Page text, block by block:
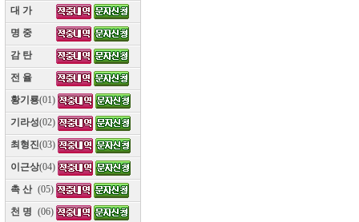
대 가
명 중
감 탄
전 율
황기룡(01)
기라성(02)
최형진(03)
이근상(04)
촉 산 (05)
천 명 (06)